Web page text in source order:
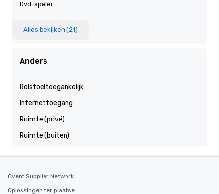
Dvd-speler
Alles bekijken (21)
Anders
Rolstoeltoegankelijk
Internettoegang
Ruimte (privé)
Ruimte (buiten)
Cvent Supplier Network
Oplossingen ter plaatse